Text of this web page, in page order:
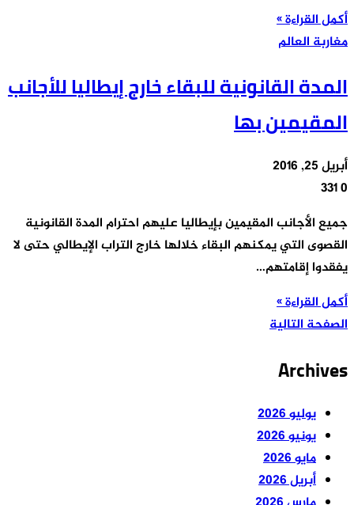
أكمل القراءة »
مغاربة العالم
المدة القانونية للبقاء خارج إيطاليا للأجانب
المقيمين بها
أبريل 25, 2016
0
جميع الأجانب المقيمين بإيطاليا عليهم احترام المدة القانونية
القصوى التي يمكنهم البقاء خلالها خارج التراب الإيطالي حتى لا
يفقدوا إقامتهم…
أكمل القراءة »
الصفحة التالية
Archives
يوليو 2026
يونيو 2026
مايو 2026
أبريل 2026